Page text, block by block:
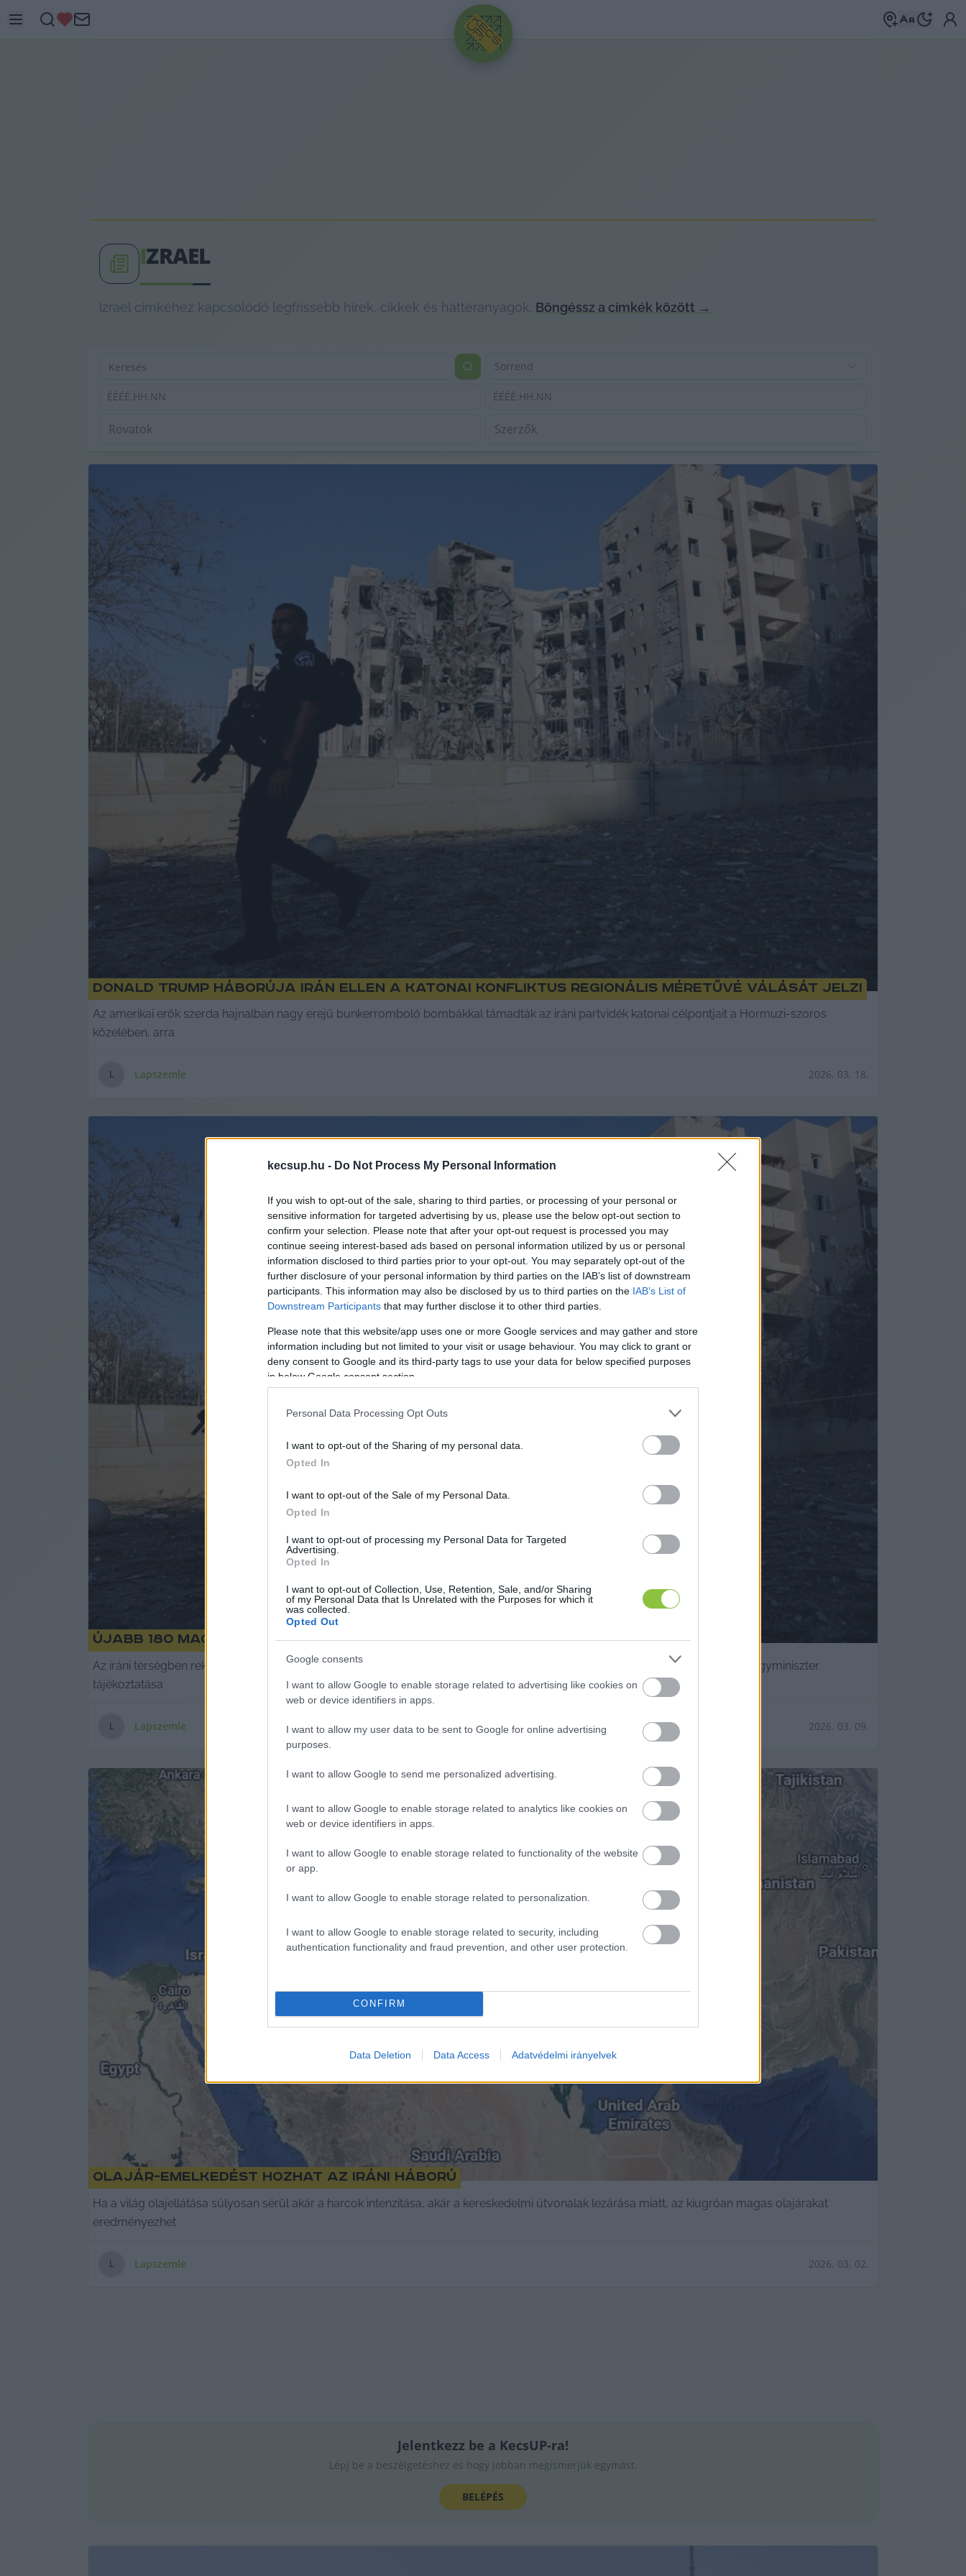
kecsup.hu - Do Not Process My Personal Information
If you wish to opt-out of the sale, sharing to third parties, or processing of your personal or
sensitive information for targeted advertising by us, please use the below opt-out section to
confirm your selection. Please note that after your opt-out request is processed you may
continue seeing interest-based ads based on personal information utilized by us or personal
information disclosed to third parties prior to your opt-out. You may separately opt-out of the
further disclosure of your personal information by third parties on the IAB’s list of downstream
participants. This information may also be disclosed by us to third parties on the IAB’s List of
Downstream Participants that may further disclose it to other third parties.
Please note that this website/app uses one or more Google services and may gather and store
information including but not limited to your visit or usage behaviour. You may click to grant or
deny consent to Google and its third-party tags to use your data for below specified purposes
in below Google consent section.
Personal Data Processing Opt Outs
I want to opt-out of the Sharing of my personal data.
Opted In
I want to opt-out of the Sale of my Personal Data.
Opted In
I want to opt-out of processing my Personal Data for Targeted
Advertising.
Opted In
I want to opt-out of Collection, Use, Retention, Sale, and/or Sharing
of my Personal Data that Is Unrelated with the Purposes for which it
was collected.
Opted Out
Google consents
I want to allow Google to enable storage related to advertising like cookies on
web or device identifiers in apps.
I want to allow my user data to be sent to Google for online advertising
purposes.
I want to allow Google to send me personalized advertising.
I want to allow Google to enable storage related to analytics like cookies on
web or device identifiers in apps.
I want to allow Google to enable storage related to functionality of the website
or app.
I want to allow Google to enable storage related to personalization.
I want to allow Google to enable storage related to security, including
authentication functionality and fraud prevention, and other user protection.
CONFIRM
Data Deletion Data Access Adatvédelmi irányelvek
HIRDETÉS
IZRAEL
Izrael címkéhez kapcsolódó legfrissebb hírek, cikkek és háttéranyagok. Böngéssz a címkék között →
Sorrend
ÉÉÉÉ.HH.NN ÉÉÉÉ.HH.NN
Donald Trump háborúja Irán ellen a katonai konfliktus regionális méretűvé válását jelzi
Az amerikai erők szerda hajnalban nagy erejű bunkerromboló bombákkal támadták az iráni partvidék katonai célpontjait a Hormuzi-szoros
közelében, arra
L Lapszemle 2026. 03. 18.
Újabb 180 magyar térhet haza a Közel-Keletről
Az iráni térségben rekedt magyarokat mentesítő repülőgépjáratokkal szállítja haza a magyar kormány. A külgazdasági és külügyminiszter
tájékoztatása
L Lapszemle 2026. 03. 09.
Olajár-emelkedést hozhat az iráni háború
Ha a világ olajellátása súlyosan sérül akár a harcok intenzitása, akár a kereskedelmi útvonalak lezárása miatt, az kiugróan magas olajárakat
eredményezhet
L Lapszemle 2026. 03. 02.
Jelentkezz be a KecsUP-ra!
Lépj be a beszélgetéshez és hogy jobban megismerjük egymást.
BELÉPÉS